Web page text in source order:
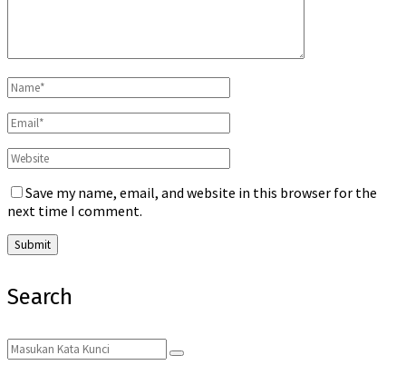
Save my name, email, and website in this browser for the
next time I comment.
Search
Search
for:
Search